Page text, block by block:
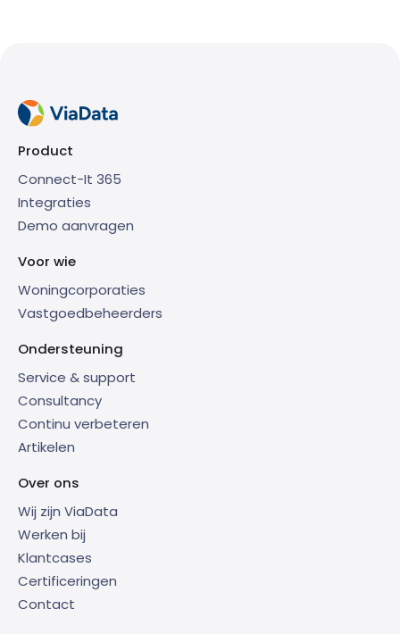
Product
Connect-It 365
Integraties
Demo aanvragen
Voor wie
Woningcorporaties
Vastgoedbeheerders
Ondersteuning
Service & support
Consultancy
Continu verbeteren
Artikelen
Over ons
Wij zijn ViaData
Werken bij
Klantcases
Certificeringen
Contact